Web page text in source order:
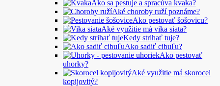
Ako sa pestuje a spracúva kvaka?
Aké choroby ruží poznáme?
Ako pestovať šošovicu?
Aké využitie má vika siata?
Kedy strihať tuje?
Ako sadiť cibuľu?
Ako pestovať
uhorky?
Aké využitie má skorocel
kopijovitý?